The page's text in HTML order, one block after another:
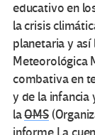
educativo en
la crisis
planetaria y
Meteorológica
combativa en
y de la infancia
laOMS